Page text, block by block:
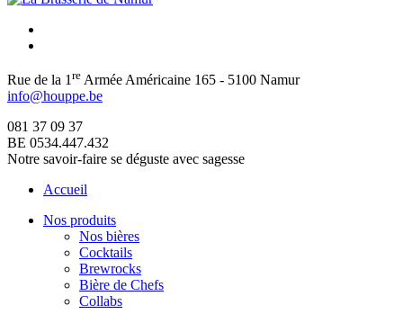
Rue de la 1 re Armée Américaine 165 - 5100 Namur
info@houppe.be
081 37 09 37
BE 0534.447.432
Notre savoir-faire se déguste avec sagesse
Accueil
Nos produits
Nos bières
Cocktails
Brewrocks
Bière de Chefs
Collabs